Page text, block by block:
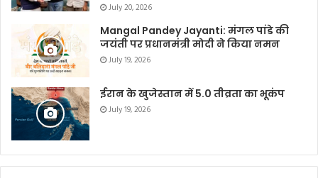
July 20, 2026
Mangal Pandey Jayanti: मंगल पांडे की
जयंती पर प्रधानमंत्री मोदी ने किया नमन
July 19, 2026
ईरान के खुजेस्तान में 5.0 तीव्रता का भूकंप
July 19, 2026